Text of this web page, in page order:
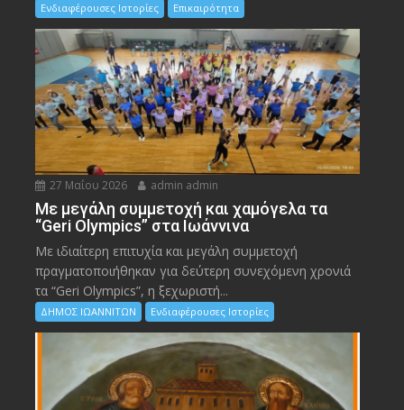
Ενδιαφέρουσες Ιστορίες Επικαιρότητα
27 Μαΐου 2026 admin admin
Με μεγάλη συμμετοχή και χαμόγελα τα
“Geri Olympics” στα Ιωάννινα
Με ιδιαίτερη επιτυχία και μεγάλη συμμετοχή
πραγματοποιήθηκαν για δεύτερη συνεχόμενη χρονιά
τα “Geri Olympics”, η ξεχωριστή...
ΔΗΜΟΣ ΙΩΑΝΝΙΤΩΝ Ενδιαφέρουσες Ιστορίες